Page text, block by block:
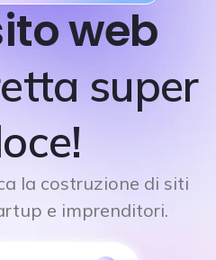
web
super
la costruzione di siti
e imprenditori.